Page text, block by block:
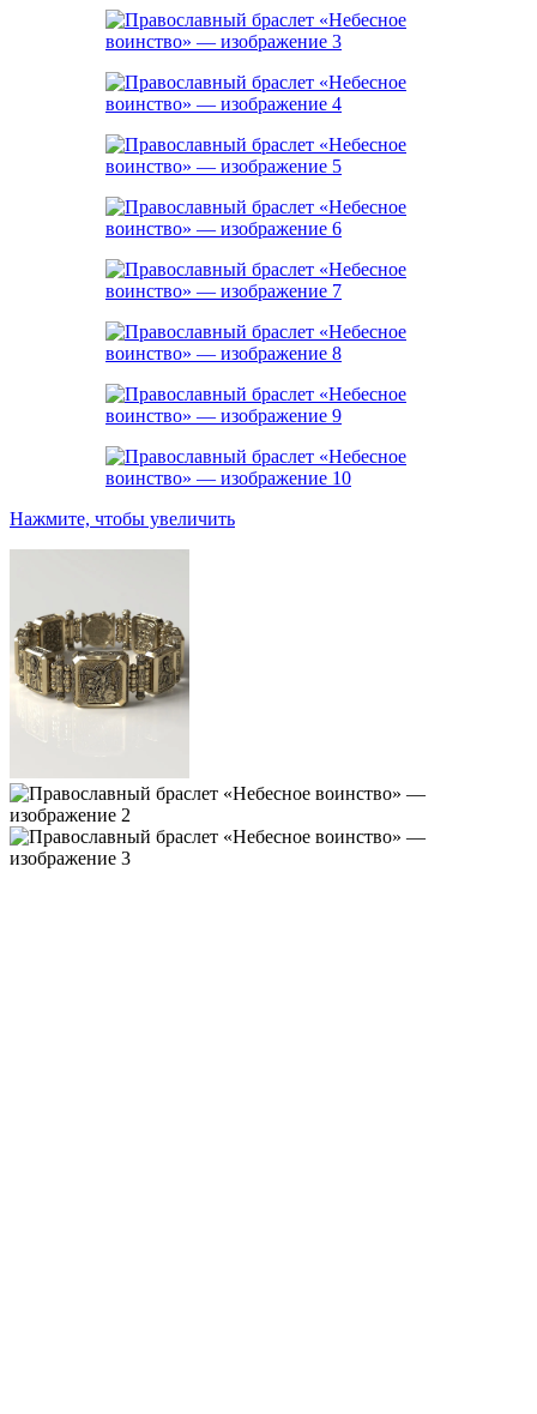
Нажмите, чтобы увеличить